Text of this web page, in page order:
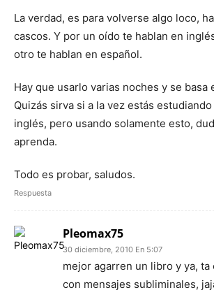
La verdad, es para volverse algo loco,
cascos. Y por un oído te hablan en
otro te hablan en español.
Hay que usarlo varias noches y se basa
Quizás sirva si a la vez estás
inglés, pero usando solamente esto,
aprenda.
Todo es probar, saludos.
Respuesta
Pleomax75
30 diciembre, 2010 En 5:07
mejor agarren un libro y ya, ta
con mensajes subliminales,